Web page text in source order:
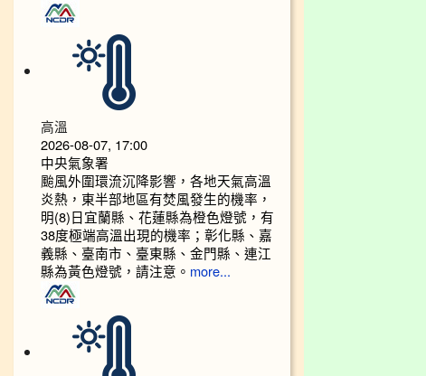
高溫
2026-08-07, 17:00
中央氣象署
颱風外圍環流沉降影響，各地天氣高溫
炎熱，東半部地區有焚風發生的機率，
明(8)日宜蘭縣、花蓮縣為橙色燈號，有
38度極端高溫出現的機率；彰化縣、嘉
義縣、臺南市、臺東縣、金門縣、連江
縣為黃色燈號，請注意。 more...